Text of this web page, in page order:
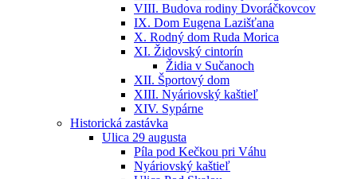
VIII. Budova rodiny Dvoráčkovcov
IX. Dom Eugena Lazišťana
X. Rodný dom Ruda Morica
XI. Židovský cintorín
Židia v Sučanoch
XII. Športový dom
XIII. Nyáriovský kaštieľ
XIV. Sypárne
Historická zastávka
Ulica 29 augusta
Píla pod Kečkou pri Váhu
Nyáriovský kaštieľ